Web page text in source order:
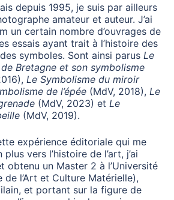
depuis 1995, je suis par ailleurs
amateur et auteur. J’ai
un certain nombre d’ouvrages de
essais ayant trait à l’histoire des
symboles. Sont ainsi parus Le
Bretagne et son symbolisme
Le Symbolisme du miroir
de l’épée (MdV, 2018), Le
(MdV, 2023) et Le
(MdV, 2019).
expérience éditoriale qui me
vers l’histoire de l’art, j’ai
obtenu un Master 2 à l’Université
l’Art et Culture Matérielle),
et portant sur la figure de